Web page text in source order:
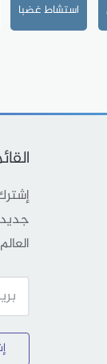
استشاط غضبا